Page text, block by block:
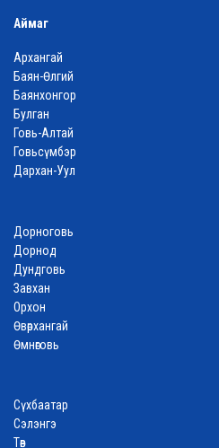
Аймаг
Архангай
Баян-Өлгий
Баянхонгор
Булган
Говь-Алтай
Говьсүмбэр
Дархан-Уул
Дорноговь
Дорнод
Дундговь
Завхан
Орхон
Өвөрхангай
Өмнөговь
Сүхбаатар
Сэлэнгэ
Төв